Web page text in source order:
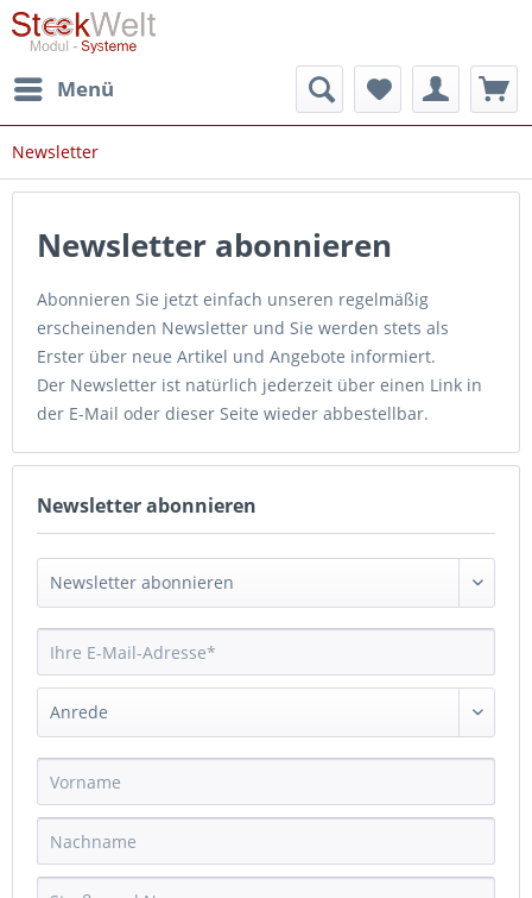
Menü
Newsletter
Newsletter abonnieren
Abonnieren Sie jetzt einfach unseren regelmäßig
erscheinenden Newsletter und Sie werden stets als
Erster über neue Artikel und Angebote informiert.
Der Newsletter ist natürlich jederzeit über einen Link in
der E-Mail oder dieser Seite wieder abbestellbar.
Newsletter abonnieren